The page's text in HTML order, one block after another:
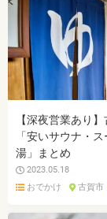
【深夜営業あり
「安いサウナ・
湯」まとめ
2023.05.18
おでかけ
古賀市